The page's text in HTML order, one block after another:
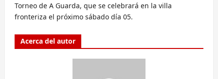
Torneo de A Guarda, que se celebrará en la villa
fronteriza el próximo sábado día 05.
Acerca del autor